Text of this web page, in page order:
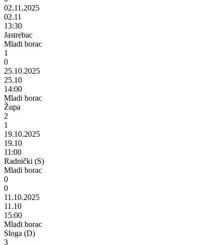
02.11.2025
02.11
13:30
Jastrebac
Mladi borac
1
0
25.10.2025
25.10
14:00
Mladi borac
Župa
2
1
19.10.2025
19.10
11:00
Radnički (S)
Mladi borac
0
0
11.10.2025
11.10
15:00
Mladi borac
Sloga (D)
3